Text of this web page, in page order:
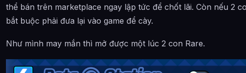
thể bán trên marketplace ngay lập tức để chốt lãi. Còn nếu 2
bắt buộc phải đưa lại vào game để cày.
Như mình may mắn thì mở được một lúc 2 con Rare.